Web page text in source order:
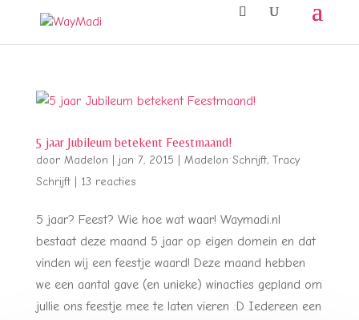
5 jaar Jubileum betekent Feestmaand!
door Madelon jan 7, 2015 Madelon Schrijft, Tracy
Schrijft| 13 reacties
5 jaar? Feest? Wie hoe wat waar! Waymadi.nl
bestaat deze maand 5 jaar op eigen domein en dat
vinden wij een feestje waard! Deze maand hebben
we een aantal gave (en unieke) winacties gepland om
jullie ons feestje mee te laten vieren :D Iedereen een